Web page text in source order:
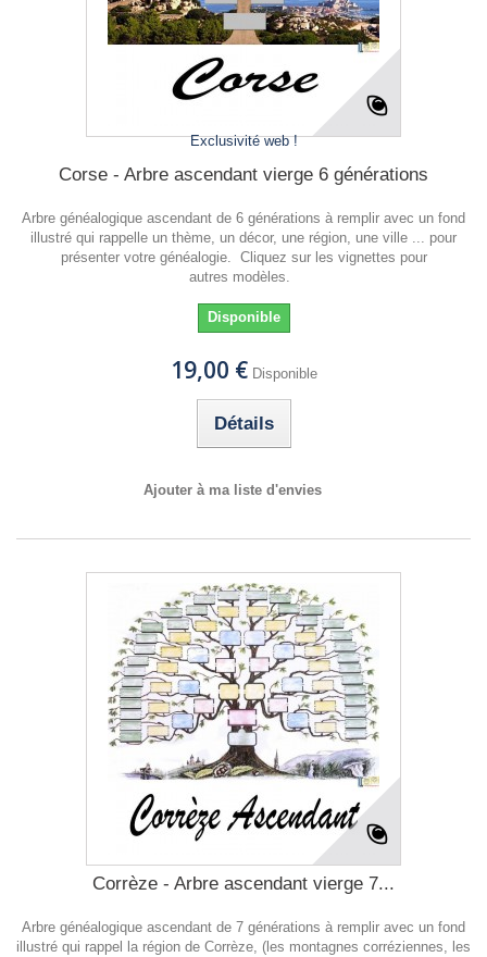
Exclusivité web !
Corse - Arbre ascendant vierge 6 générations
Arbre généalogique ascendant de 6 générations à remplir avec un fond
illustré qui rappelle un thème, un décor, une région, une ville ... pour
présenter votre généalogie. Cliquez sur les vignettes pour
autres modèles.
Disponible
19,00 € Disponible
Détails
Ajouter à ma liste d'envies
Corrèze - Arbre ascendant vierge 7...
Arbre généalogique ascendant de 7 générations à remplir avec un fond
illustré qui rappel la région de Corrèze, (les montagnes corréziennes, les